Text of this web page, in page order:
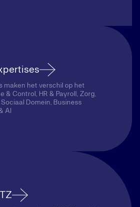
maken het verschil op het
& Control, HR & Payroll, Zorg,
Sociaal Domein, Business
AI